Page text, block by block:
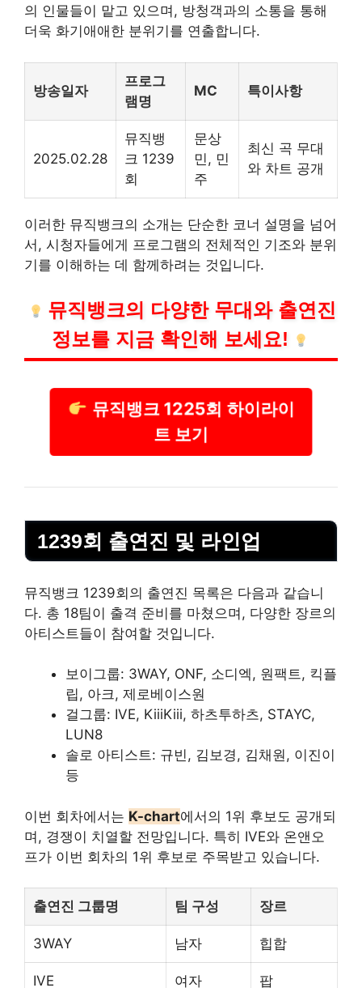
의 인물들이 맡고 있으며, 방청객과의 소통을 통해
더욱 화기애애한 분위기를 연출합니다.
방송일자
프로그
램명
MC 특이사항
2025.02.28
뮤직뱅
크 1239
회
문상
민, 민
주
최신 곡 무대
와 차트 공개
이러한 뮤직뱅크의 소개는 단순한 코너 설명을 넘어
서, 시청자들에게 프로그램의 전체적인 기조와 분위
기를 이해하는 데 함께하려는 것입니다.
뮤직뱅크의 다양한 무대와 출연진
정보를 지금 확인해 보세요!
뮤직뱅크 1225회 하이라이
트 보기
1239회 출연진 및 라인업
뮤직뱅크 1239회의 출연진 목록은 다음과 같습니
다. 총 18팀이 출격 준비를 마쳤으며, 다양한 장르의
아티스트들이 참여할 것입니다.
보이그룹: 3WAY, ONF, 소디엑, 원팩트, 킥플
립, 아크, 제로베이스원
걸그룹: IVE, KiiiKiii, 하츠투하츠, STAYC,
LUN8
솔로 아티스트: 규빈, 김보경, 김채원, 이진이
등
이번 회차에서는 K-chart에서의 1위 후보도 공개되
며, 경쟁이 치열할 전망입니다. 특히 IVE와 온앤오
프가 이번 회차의 1위 후보로 주목받고 있습니다.
출연진 그룹명 팀 구성 장르
3WAY 남자 힙합
IVE 여자 팝